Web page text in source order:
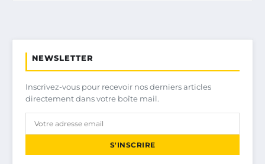
NEWSLETTER
Inscrivez-vous pour recevoir nos derniers articles
directement dans votre boîte mail.
S'INSCRIRE